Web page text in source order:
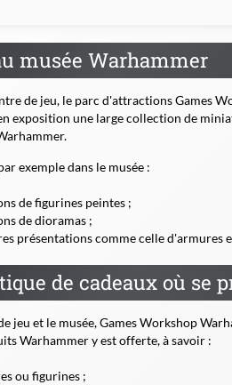
musée Warhammer
de jeu, le parc d'attractions Games
exposition une large collection de
exemple dans le musée :
de figurines peintes ;
de dioramas ;
présentations comme celle d'armures
de cadeaux où se
jeu et le musée, Games Workshop
Warhammer y est offerte, à savoir :
ou figurines ;